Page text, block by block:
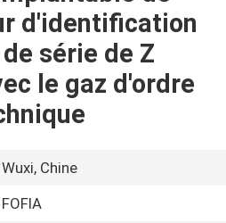
d'identification
série de Z
le gaz d'ordre
Wuxi, Chine
FOFIA